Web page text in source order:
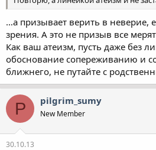
…а призывает верить в неверие,
зрения. А это не призыв все
Как ваш атеизм, пусть даже без
обоснование сопереживанию и
ближнего, не путайте с
P pilgrim_sumy
New Member
30.10.13